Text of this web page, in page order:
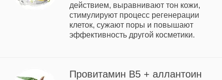
действием, выравнивают тон кожи,
стимулируют процесс регенерации
клеток, сужают поры и повышают
эффективность другой косметики.
Провитамин B5 + аллантоин